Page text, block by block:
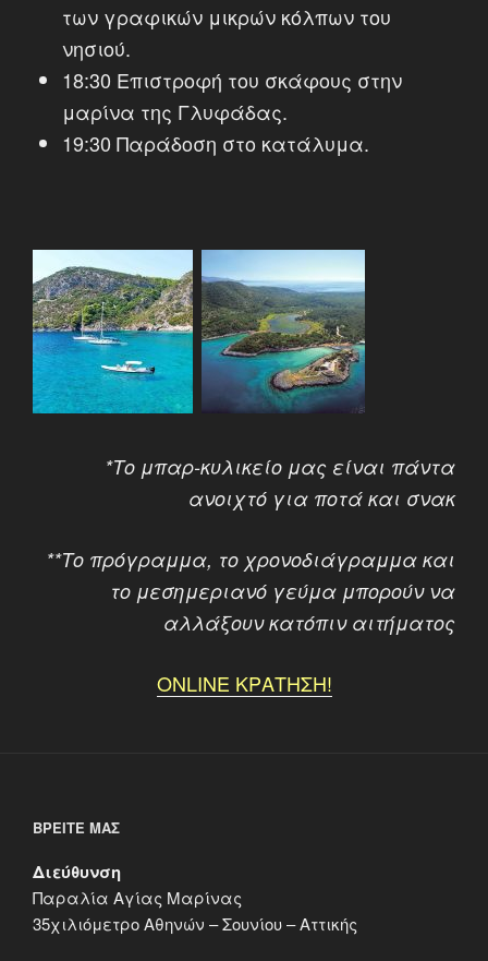
των γραφικών μικρών κόλπων του
νησιού.
18:30 Επιστροφή του σκάφους στην
μαρίνα της Γλυφάδας.
19:30 Παράδοση στο κατάλυμα.
*Το μπαρ-κυλικείο μας είναι πάντα
ανοιχτό για ποτά και σνακ
**Το πρόγραμμα, το χρονοδιάγραμμα και
το μεσημεριανό γεύμα μπορούν να
αλλάξουν κατόπιν αιτήματος
ONLINE ΚΡΑΤΗΣΗ!
ΒΡΕΊΤΕ ΜΑΣ
Διεύθυνση
Παραλία Αγίας Μαρίνας
35χιλιόμετρο Αθηνών – Σουνίου – Αττικής